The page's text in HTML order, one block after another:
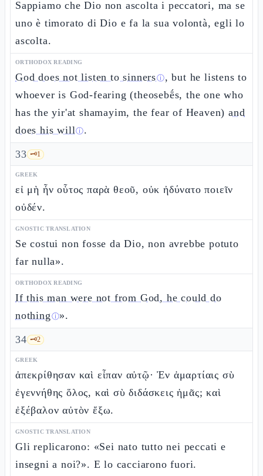
Sappiamo che Dio non ascolta i peccatori, ma se
uno è timorato di Dio e fa la sua volontà, egli lo
ascolta.
ORTHODOX READING
God does not listen to sinnersⓘ, but he listens to
whoever is God-fearing (theosebḗs, the one who
has the yir'at shamayim, the fear of Heaven) and
does his willⓘ.
33 🗝️1
GREEK
εἰ μὴ ἦν οὗτος παρὰ θεοῦ, οὐκ ἠδύνατο ποιεῖν
οὐδέν.
GNOSTIC TRANSLATION
Se costui non fosse da Dio, non avrebbe potuto
far nulla».
ORTHODOX READING
If this man were not from God, he could do
nothing ⓘ».
34 🗝️2
GREEK
ἀπεκρίθησαν καὶ εἶπαν αὐτῷ· Ἐν ἁμαρτίαις σὺ
ἐγεννήθης ὅλος, καὶ σὺ διδάσκεις ἡμᾶς; καὶ
ἐξέβαλον αὐτὸν ἔξω.
GNOSTIC TRANSLATION
Gli replicarono: «Sei nato tutto nei peccati e
insegni a noi?». E lo cacciarono fuori.